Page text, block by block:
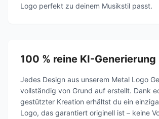
Logo perfekt zu deinem Musikstil passt.
100 % reine KI-Generierung
Jedes Design aus unserem Metal Logo
vollständig von Grund auf erstellt. Dank
gestützter Kreation erhältst du ein
Logo, das garantiert originell ist – keine